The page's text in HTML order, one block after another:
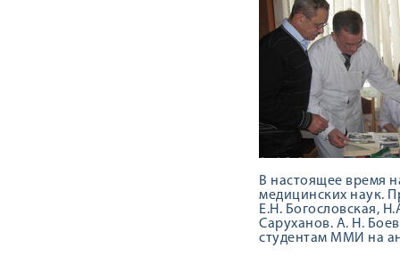
В настоящее время
медицинских наук.
Е.Н. Богословская,
Саруханов. А. Н.
студентам ММИ на